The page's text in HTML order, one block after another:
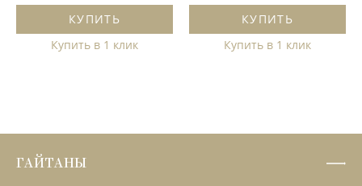
КУПИТЬ
Купить в 1 клик
КУПИТЬ
Купить в 1 клик
ГАЙТАНЫ